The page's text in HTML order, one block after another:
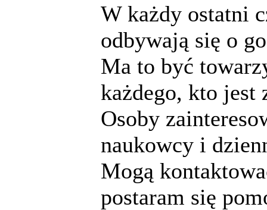
W każdy ostatni
odbywają się o
Ma to być
każdego, kto jest
Osoby
naukowcy i
Mogą
postaram się